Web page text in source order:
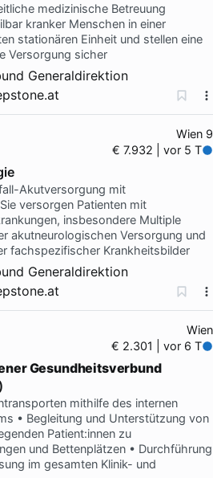
medizinische Betreuung
kranker Menschen in einer
stationären Einheit und stellen eine
Versorgung sicher
Generaldirektion
Wien 9
€ 7.932 | vor 5 T
Akutversorgung mit
versorgen Patienten mit
insbesondere Multiple
akutneurologischen Versorgung und
fachspezifischer Krankheitsbilder
Generaldirektion
Wien
€ 2.301 | vor 6 T
Gesundheitsverbund
mithilfe des internen
• Begleitung und Unterstützung von
Patient:innen zu
und Bettenplätzen • Durchführung
im gesamten Klinik- und